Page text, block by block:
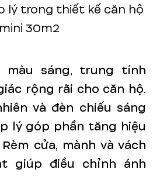
lý trong thiết kế căn hộ
mini 30m2
màu sáng, trung tính
rộng rãi cho căn hộ.
và đèn chiếu sáng
lý góp phần tăng hiệu
cửa, mành và vách
giúp điều chỉnh ánh